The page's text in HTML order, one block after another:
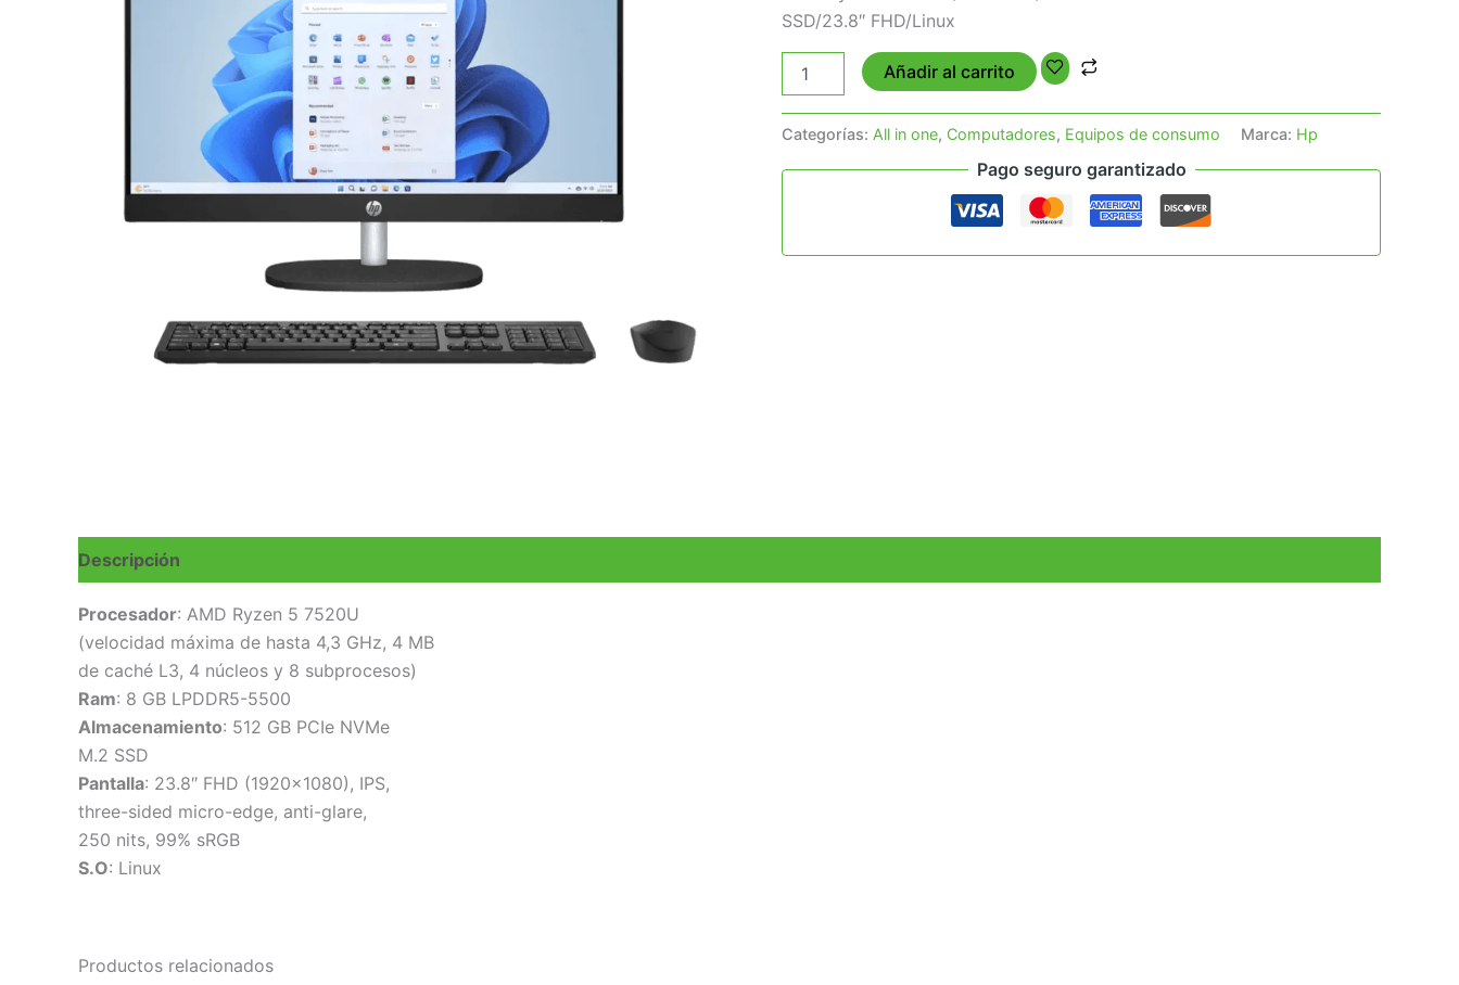
SSD/23.8″ FHD/Linux
Añadir al carrito
Categorías: All in one, Computadores, Equipos de consumo Marca: Hp
Pago seguro garantizado
Descripción
Procesador: AMD Ryzen 5 7520U
(velocidad máxima de hasta 4,3 GHz, 4 MB
de caché L3, 4 núcleos y 8 subprocesos)
Ram: 8 GB LPDDR5-5500
Almacenamiento: 512 GB PCIe NVMe
M.2 SSD
Pantalla: 23.8″ FHD (1920×1080), IPS,
three-sided micro-edge, anti-glare,
250 nits, 99% sRGB
S.O: Linux
Productos relacionados